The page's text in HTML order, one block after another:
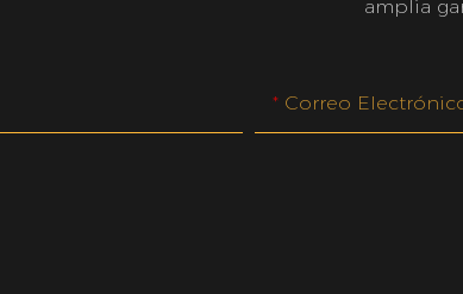
amplia
Correo